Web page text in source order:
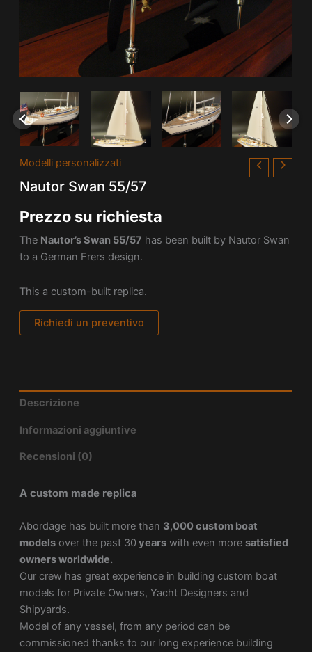
Modelli personalizzati
Nautor Swan 55/57
Prezzo su richiesta
The Nautor’s Swan 55/57 has been built by Nautor Swan
to a German Frers design.
This a custom-built replica.
Richiedi un preventivo
Descrizione
Informazioni aggiuntive
Recensioni (0)
A custom made replica
Abordage has built more than 3,000 custom boat
modelsover the past 30 yearswith even more satisfied
owners worldwide.
Our crew has great experience in building custom boat
models for Private Owners, Yacht Designers and
Shipyards.
Model of any vessel, from any period can be
commissioned thanks to our long experience building